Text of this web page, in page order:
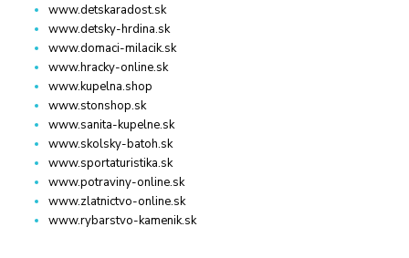
www.detskaradost.sk
www.detsky-hrdina.sk
www.domaci-milacik.sk
www.hracky-online.sk
www.kupelna.shop
www.stonshop.sk
www.sanita-kupelne.sk
www.skolsky-batoh.sk
www.sportaturistika.sk
www.potraviny-online.sk
www.zlatnictvo-online.sk
www.rybarstvo-kamenik.sk